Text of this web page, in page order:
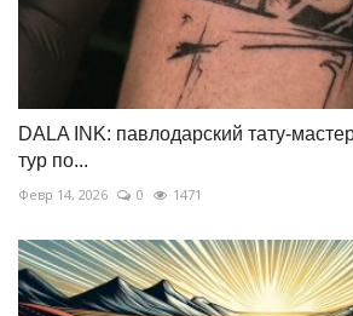
DALA INK: павлодарский тату-
тур по...
Февр 14, 2026 0 1471